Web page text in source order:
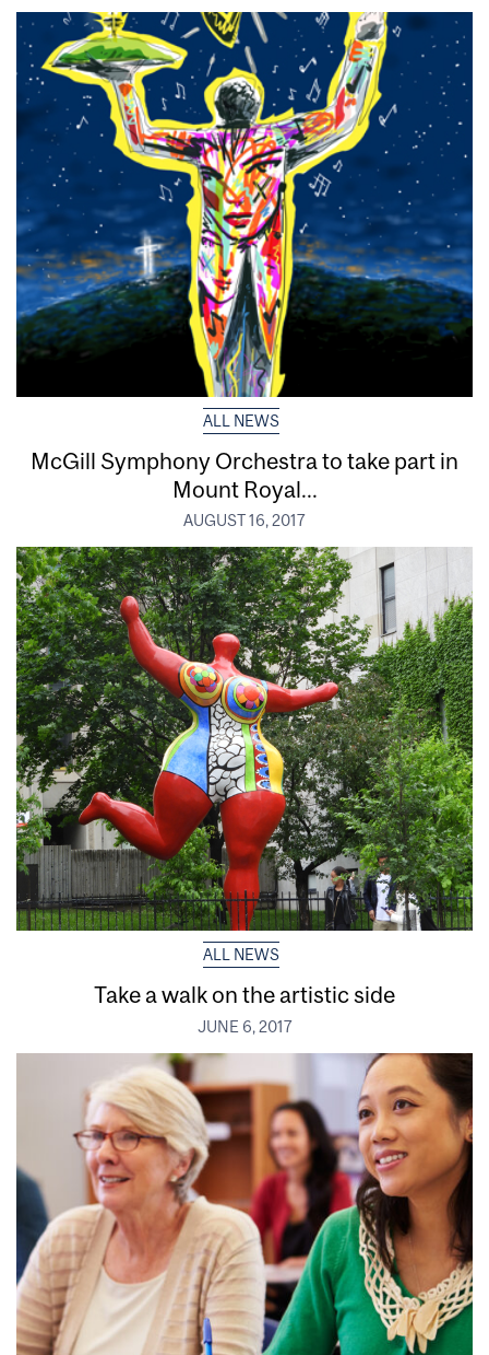
ALL NEWS
McGill Symphony Orchestra to take part in
Mount Royal...
AUGUST 16, 2017
ALL NEWS
Take a walk on the artistic side
JUNE 6, 2017